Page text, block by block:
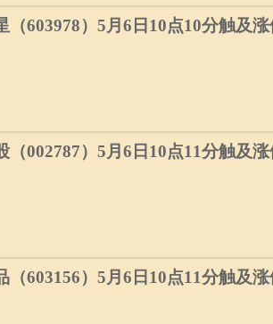
（603978）5月6日10点10分触及涨
（002787）5月6日10点11分触及涨
（603156）5月6日10点11分触及涨